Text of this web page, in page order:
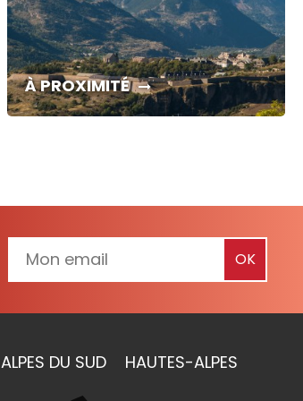
À PROXIMITÉ
ALPES DU SUD HAUTES-ALPES